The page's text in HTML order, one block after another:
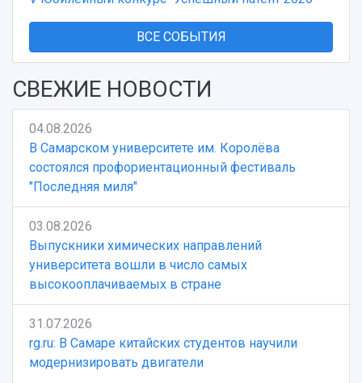
ВСЕ СОБЫТИЯ
СВЕЖИЕ НОВОСТИ
04.08.2026
В Самарском университете им. Королёва
состоялся профориентационный фестиваль
"Последняя миля"
03.08.2026
Выпускники химических направлений
университета вошли в число самых
высокооплачиваемых в стране
31.07.2026
rg.ru: В Самаре китайских студентов научили
модернизировать двигатели